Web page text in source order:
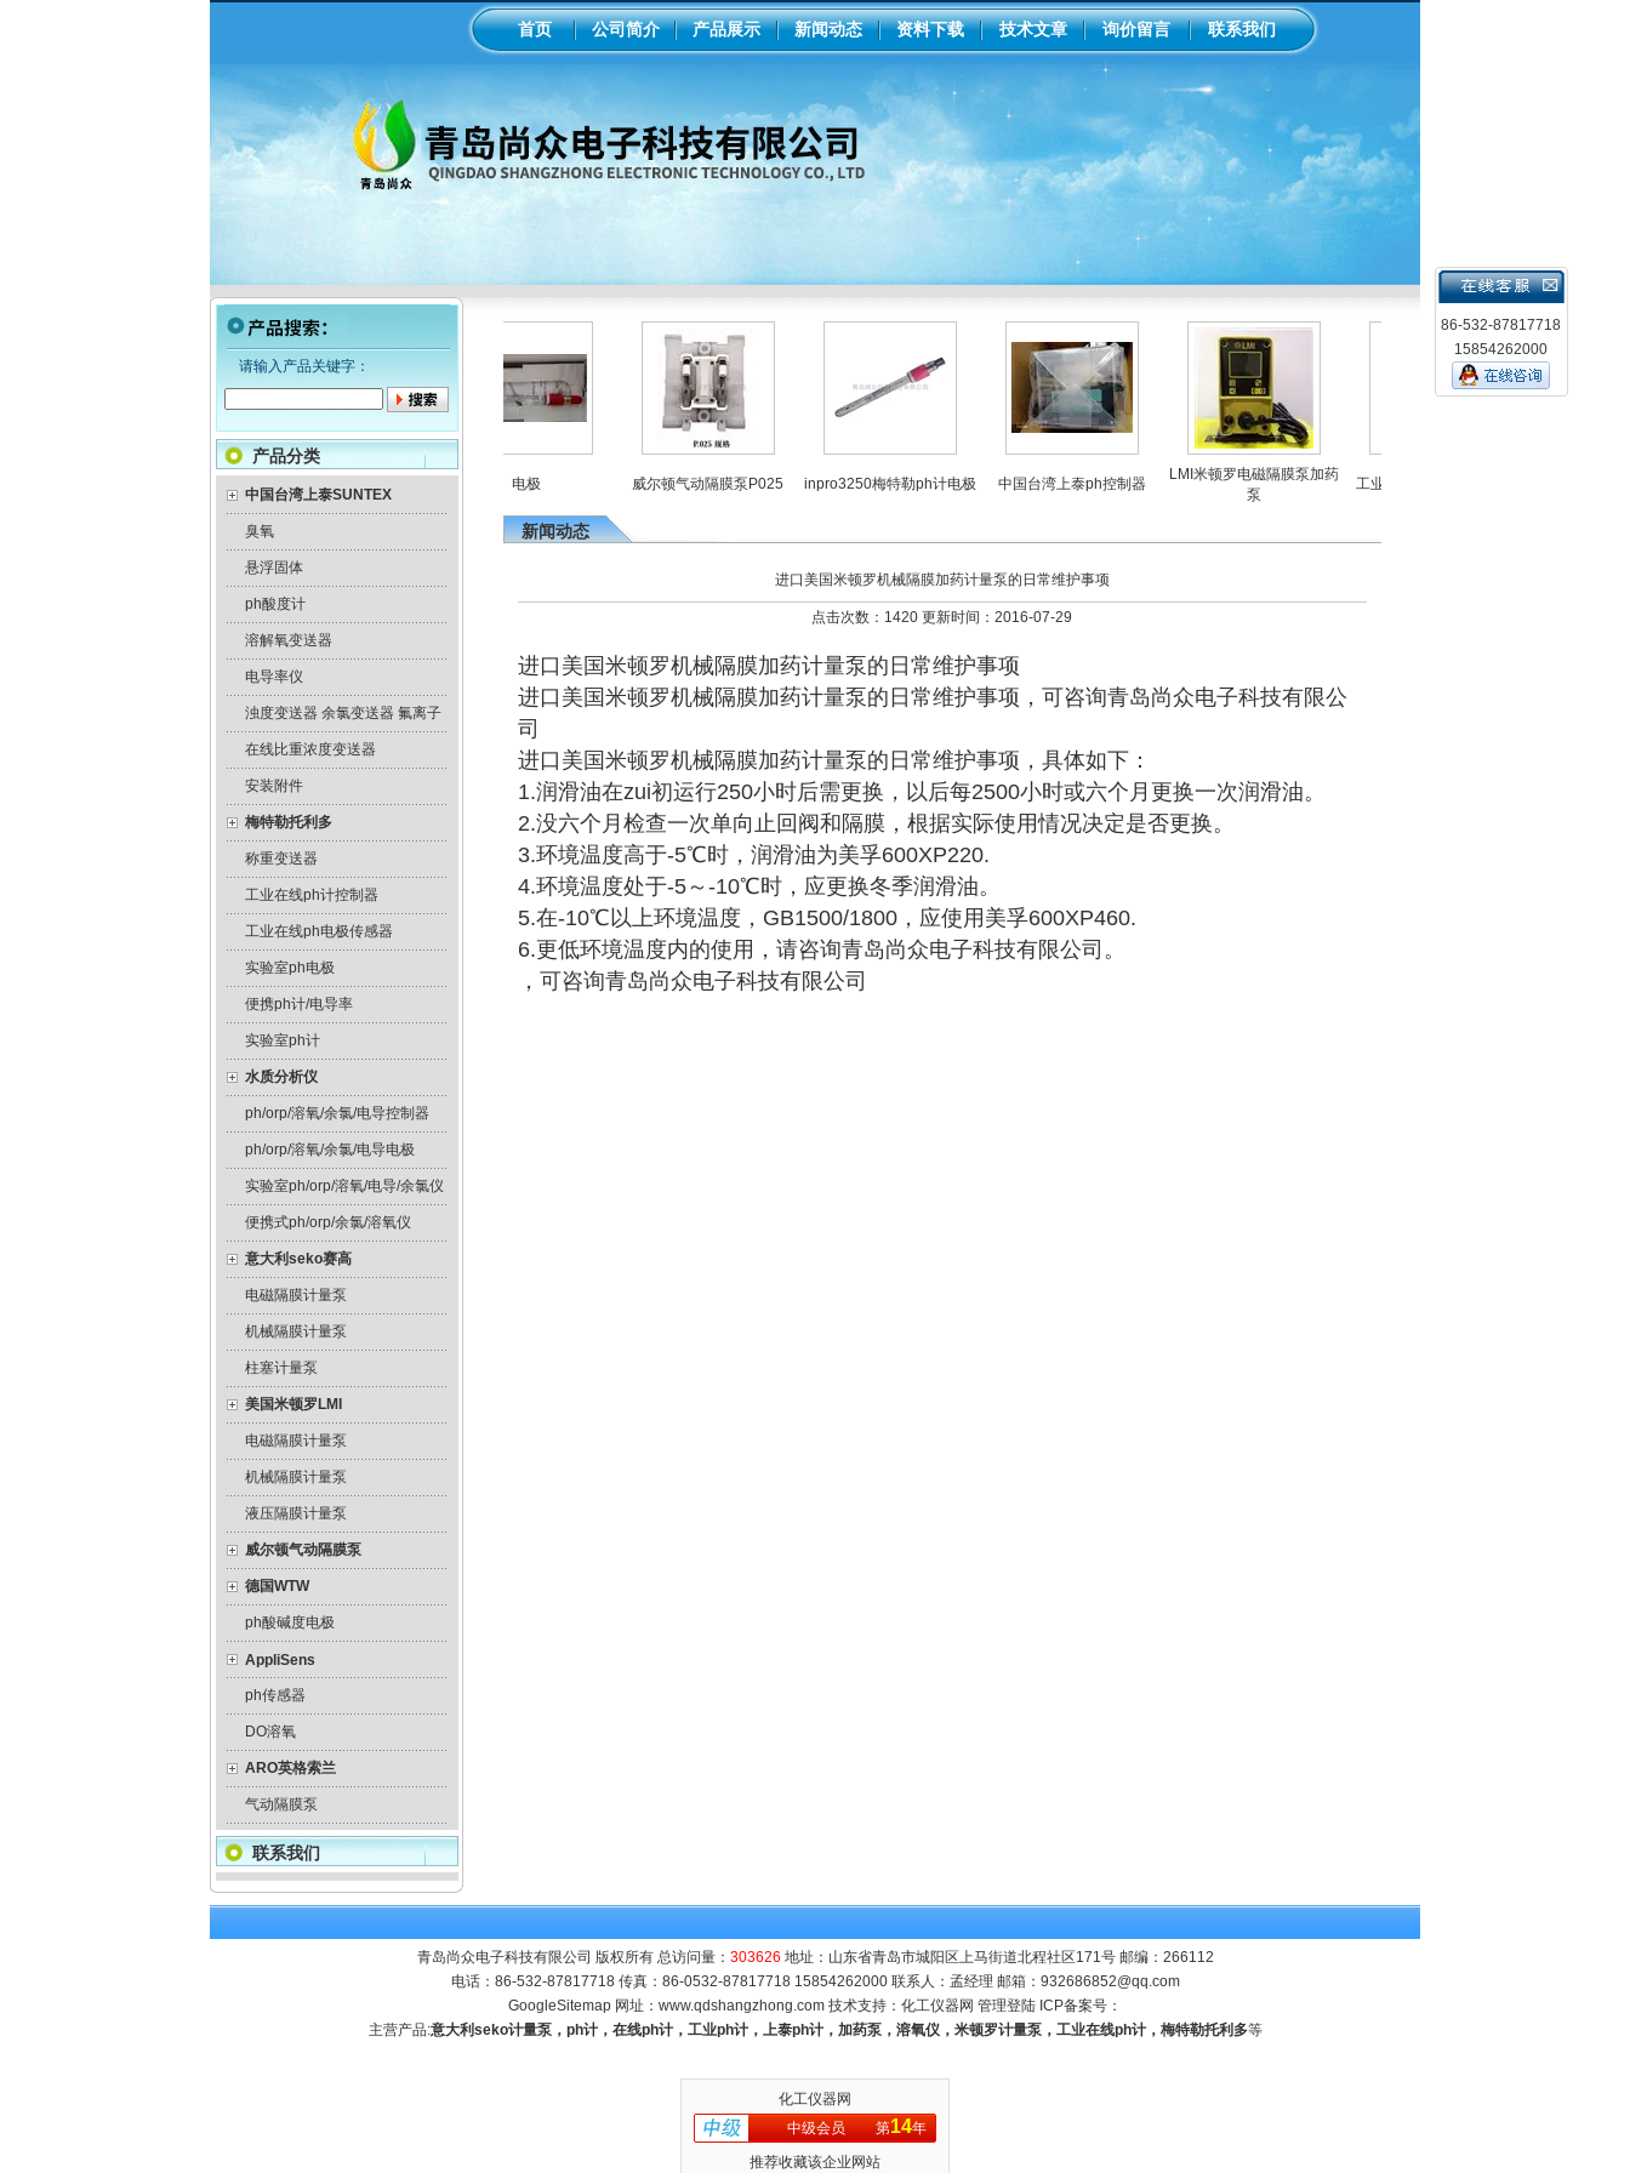
首页 公司简介 产品展示 新闻动态 资料下载 技术文章 询价留言 联系我们
请输入产品关键字：
产品分类
中国台湾上泰SUNTEX
臭氧
悬浮固体
ph酸度计
溶解氧变送器
电导率仪
浊度变送器 余氯变送器 氟离子
在线比重浓度变送器
安装附件
梅特勒托利多
称重变送器
工业在线ph计控制器
工业在线ph电极传感器
实验室ph电极
便携ph计/电导率
实验室ph计
水质分析仪
ph/orp/溶氧/余氯/电导控制器
ph/orp/溶氧/余氯/电导电极
实验室ph/orp/溶氧/电导/余氯仪
便携式ph/orp/余氯/溶氧仪
意大利seko赛高
电磁隔膜计量泵
机械隔膜计量泵
柱塞计量泵
美国米顿罗LMI
电磁隔膜计量泵
机械隔膜计量泵
液压隔膜计量泵
威尔顿气动隔膜泵
德国WTW
ph酸碱度电极
AppliSens
ph传感器
DO溶氧
ARO英格索兰
气动隔膜泵
联系我们
意大利seko电磁隔膜计量泵 电极 威尔顿气动隔膜泵P025 inpro3250梅特勒ph计电极 中国台湾上泰ph控制器
LMI米顿罗电磁隔膜泵加药
工业在线ph/orp计变送器
新闻动态
进口美国米顿罗机械隔膜加药计量泵的日常维护事项
点击次数：1420 更新时间：2016-07-29
进口美国米顿罗机械隔膜加药计量泵的日常维护事项
进口美国米顿罗机械隔膜加药计量泵的日常维护事项，可咨询青岛尚众电子科技有限公
司
进口美国米顿罗机械隔膜加药计量泵的日常维护事项，具体如下：
1.润滑油在zui初运行250小时后需更换，以后每2500小时或六个月更换一次润滑油。
2.没六个月检查一次单向止回阀和隔膜，根据实际使用情况决定是否更换。
3.环境温度高于-5℃时，润滑油为美孚600XP220.
4.环境温度处于-5～-10℃时，应更换冬季润滑油。
5.在-10℃以上环境温度，GB1500/1800，应使用美孚600XP460.
6.更低环境温度内的使用，请咨询青岛尚众电子科技有限公司。
，可咨询青岛尚众电子科技有限公司
青岛尚众电子科技有限公司 版权所有 总访问量： 303626 地址：山东省青岛市城阳区上马街道北程社区171号 邮编：266112
电话：86-532-87817718 传真：86-0532-87817718 15854262000 联系人：孟经理 邮箱： 932686852@qq.com
GoogleSitemap 网址： www.qdshangzhong.com 技术支持： 化工仪器网 管理登陆 ICP备案号：
主营产品:意大利seko计量泵，ph计，在线ph计，工业ph计，上泰ph计，加药泵，溶氧仪，米顿罗计量泵，工业在线ph计，梅特勒托利多等
86-532-87817718
15854262000
化工仪器网
中级会员
第14年
推荐收藏该企业网站